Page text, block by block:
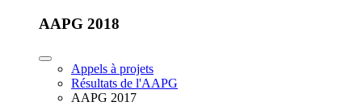
AAPG 2018
Appels à projets
Résultats de l'AAPG
AAPG 2017